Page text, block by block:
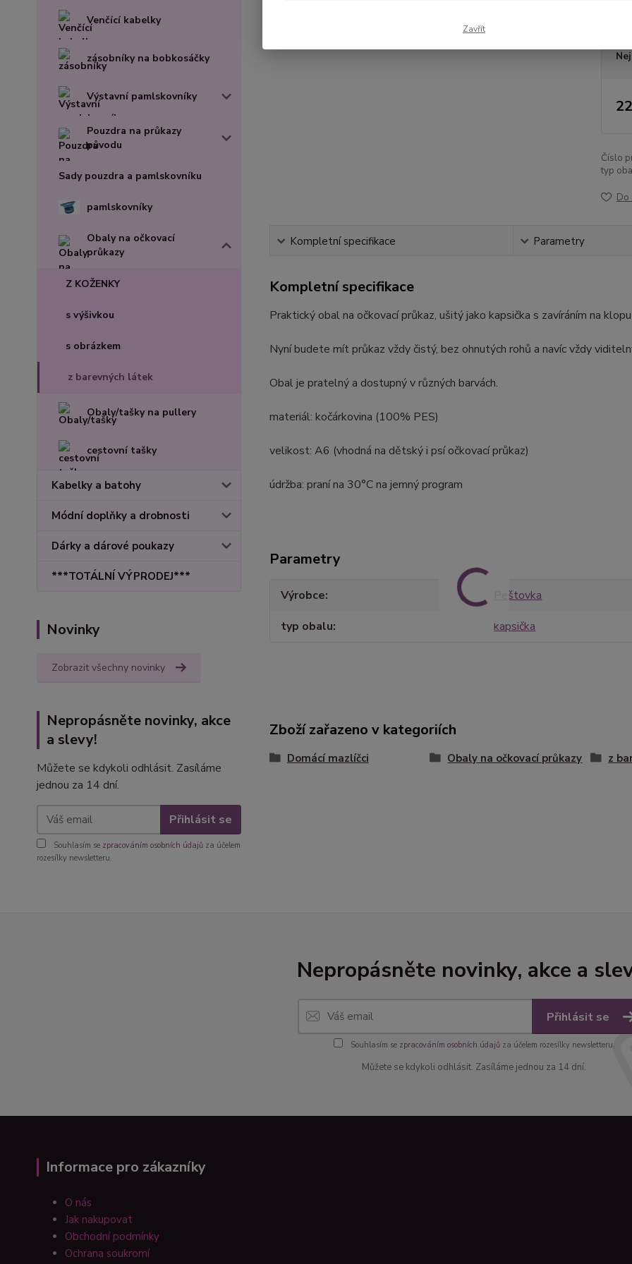
Venčící kabelky
zásobníky na bobkosáčky
Výstavní pamlskovníky
Pouzdra na průkazy
původu
Sady pouzdra a pamlskovníku
pamlskovníky
Obaly na očkovací
průkazy
Z KOŽENKY
s výšivkou
s obrázkem
z barevných látek
Obaly/tašky na pullery
cestovní tašky
Kabelky a batohy
Módní doplňky a drobnosti
Dárky a dárové poukazy
***TOTÁLNÍ VÝPRODEJ***
Novinky
Zobrazit všechny novinky
Nepropásněte novinky, akce
a slevy!
Můžete se kdykoli odhlásit. Zasíláme
jednou za 14 dní.
Přihlásit se
Souhlasím se zpracováním osobních údajů za účelem
rozesílky newsletteru.
Číslo
typ
Do
Kompletní specifikace Parametry
Kompletní specifikace
Praktický obal na očkovací průkaz, ušitý jako kapsička s zavíráním na
Nyní budete mít průkaz vždy čistý, bez ohnutých rohů a navíc vždy
Obal je pratelný a dostupný v různých barvách.
materiál: kočárkovina (100% PES)
velikost: A6 (vhodná na dětský i psí očkovací průkaz)
údržba: praní na 30°C na jemný program
Parametry
Výrobce
Peštovka
typ obalu
kapsička
Zboží zařazeno v kategoriích
Domácí mazlíčci Obaly na očkovací průkazy z
Nepropásněte novinky, akce a
Přihlásit se
Souhlasím se zpracováním osobních údajůza účelem rozesílky newsletteru.
Můžete se kdykoli odhlásit. Zasíláme jednou za 14 dní.
Informace pro zákazníky
O nás
Jak nakupovat
Obchodní podmínky
Ochrana soukromí
Zavřít